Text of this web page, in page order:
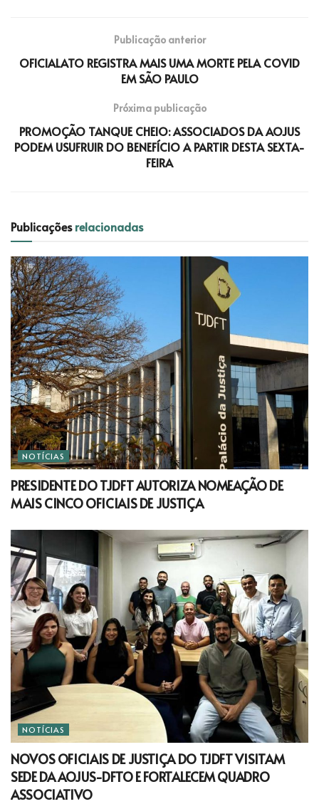
Publicação anterior
OFICIALATO REGISTRA MAIS UMA MORTE PELA COVID
EM SÃO PAULO
Próxima publicação
PROMOÇÃO TANQUE CHEIO: ASSOCIADOS DA AOJUS
PODEM USUFRUIR DO BENEFÍCIO A PARTIR DESTA SEXTA-
FEIRA
Publicaçõesrelacionadas
NOTÍCIAS
PRESIDENTE DO TJDFT AUTORIZA NOMEAÇÃO DE
MAIS CINCO OFICIAIS DE JUSTIÇA
NOTÍCIAS
NOVOS OFICIAIS DE JUSTIÇA DO TJDFT VISITAM
SEDE DA AOJUS-DFTO E FORTALECEM QUADRO
ASSOCIATIVO